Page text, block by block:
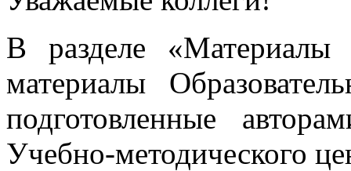
В разделе «Материалы
материалы
подготовленные
Учебно-методического